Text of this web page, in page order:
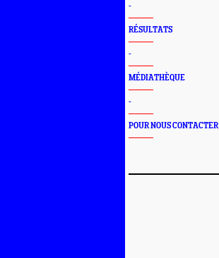
-
RÉSULTATS
-
MÉDIATHÈQUE
-
POUR NOUS CONTACTER